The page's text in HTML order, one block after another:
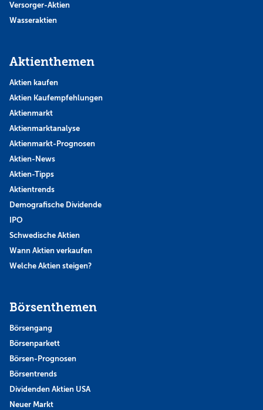
Versorger-Aktien
Wasseraktien
Aktienthemen
Aktien kaufen
Aktien Kaufempfehlungen
Aktienmarkt
Aktienmarktanalyse
Aktienmarkt-Prognosen
Aktien-News
Aktien-Tipps
Aktientrends
Demografische Dividende
IPO
Schwedische Aktien
Wann Aktien verkaufen
Welche Aktien steigen?
Börsenthemen
Börsengang
Börsenparkett
Börsen-Prognosen
Börsentrends
Dividenden Aktien USA
Neuer Markt